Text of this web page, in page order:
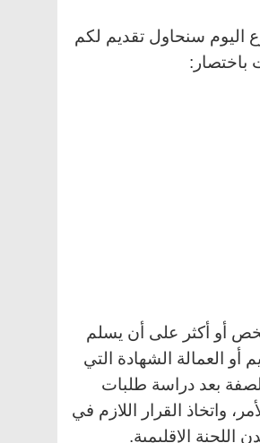
سنحاول تقديم لكم
باختصار:
أو أكثر على أن يسلم
أو العمالة الشهادة التي
بعد دراسة طلبات
واتخاذ القرار اللازم في
اللجنة الإقليمية.